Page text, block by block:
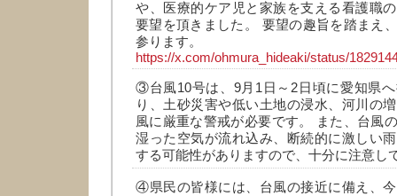
や、医療的ケア児と家族を支える看護職
要望を頂きました。 要望の趣旨を踏まえ
参ります。
https://x.com/ohmura_hideaki/status/
③台風10号は、9月1日～2日頃に愛知県
り、土砂災害や低い土地の浸水、河川の
風に厳重な警戒が必要です。 また、台風
湿った空気が流れ込み、断続的に激しい
する可能性がありますので、十分に注意し
④県民の皆様には、台風の接近に備え、